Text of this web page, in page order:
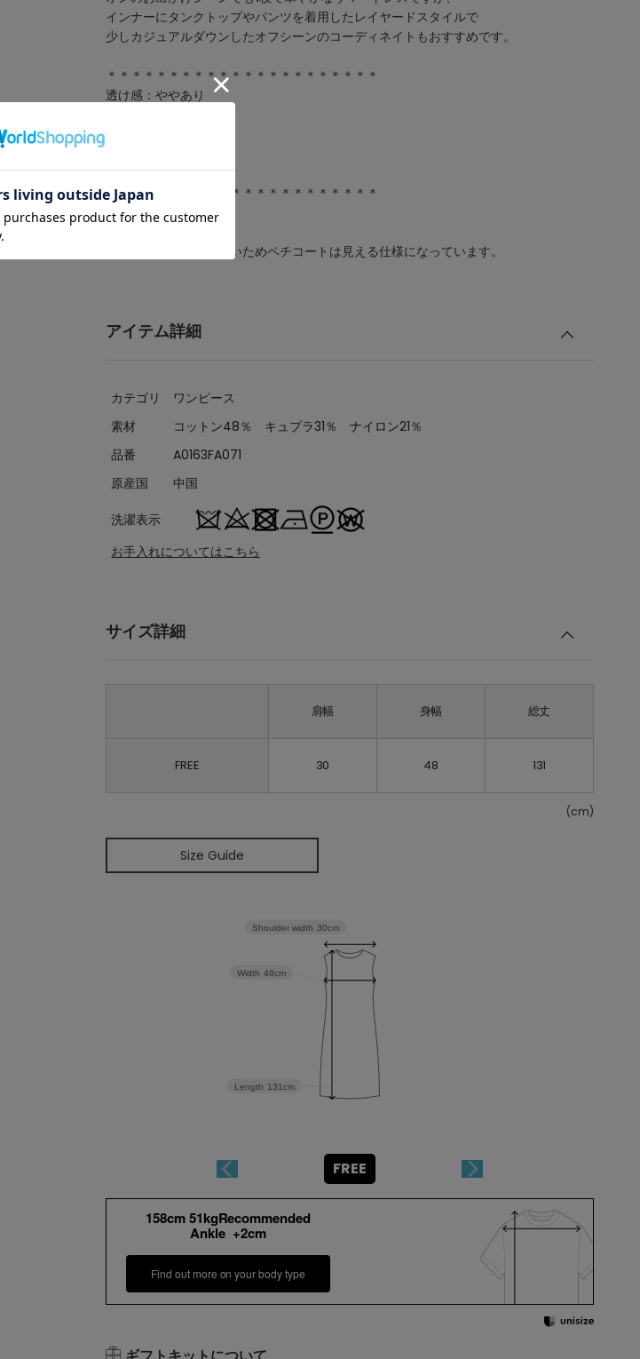
インナーにタンクトップやパンツを着用したレイヤードスタイルで
少しカジュアルダウンしたオフシーンのコーディネイトもおすすめです。
＊＊＊＊＊＊＊＊＊＊＊＊＊＊＊＊＊＊＊＊＊＊
透け感：ややあり
生地の厚さ：やや薄い
＊＊＊＊＊＊＊＊＊＊＊＊＊＊＊＊＊＊＊＊＊＊
衿ぐり、袖ぐりが大きいためペチコートは見える仕様になっています。
アイテム詳細
カテゴリ
ワンピース
素材
コットン48％ キュプラ31％ ナイロン21％
品番
A0163FA071
原産国
中国
洗濯表示
お手入れについてはこちら
サイズ詳細
肩幅 身幅 総丈
FREE 30 48 131
(cm)
Size Guide
Length 131cm
Width 48cm
Shoulder width 30cm
FREE
158cm 51kgRecommended
Ankle +2cm
Find out more on your body type